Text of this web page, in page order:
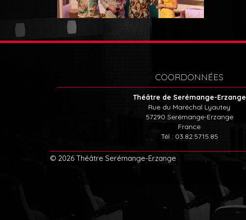
COORDONNÉES
Théâtre de Serémange-Erzange
Rue du Maréchal Lyautey
57290 Serémange-Erzange
France
Tél : 03.82.57.15.85
© 2026 Théâtre Serémange-Erzange